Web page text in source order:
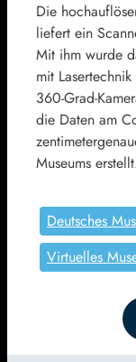
Die
liefert ein
Mit ihm wurde
mit
360-Grad-
die Daten am
Museums
Deutsches
Virtuelles